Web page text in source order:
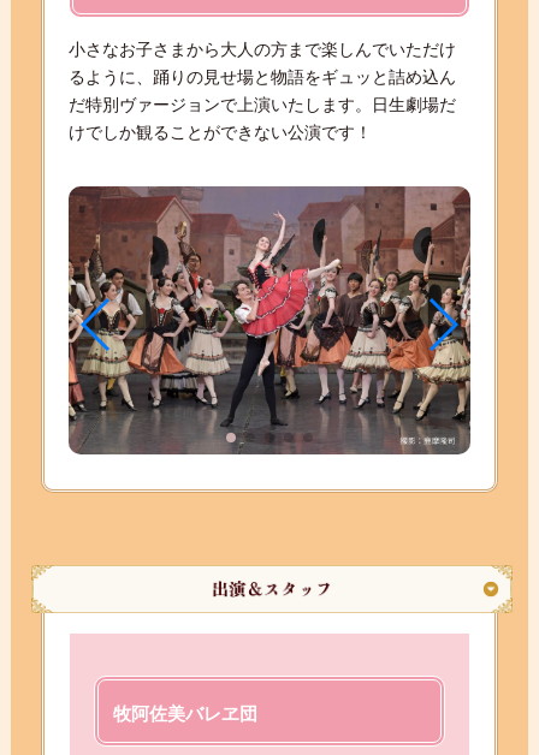
小さなお子さまから大人の方まで楽しんでいただけ
るように、踊りの見せ場と物語をギュッと詰め込ん
だ特別ヴァージョンで上演いたします。日生劇場だ
けでしか観ることができない公演です！
牧阿佐美バレヱ団